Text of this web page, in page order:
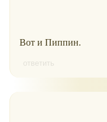
Вот и Пиппин.
ответить